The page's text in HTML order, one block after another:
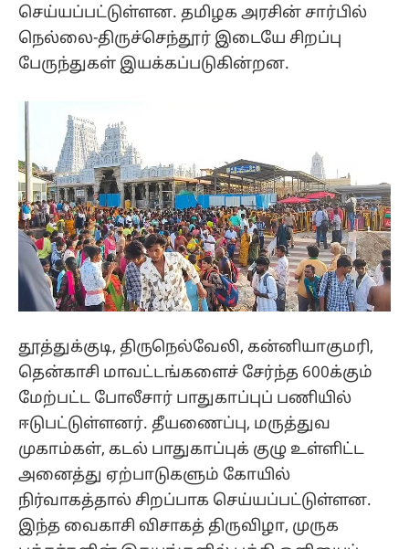
செய்யப்பட்டுள்ளன. தமிழக அரசின் சார்பில்
நெல்லை-திருச்செந்தூர் இடையே சிறப்பு
பேருந்துகள் இயக்கப்படுகின்றன.
தூத்துக்குடி, திருநெல்வேலி, கன்னியாகுமரி,
தென்காசி மாவட்டங்களைச் சேர்ந்த 600க்கும்
மேற்பட்ட போலீசார் பாதுகாப்புப் பணியில்
ஈடுபட்டுள்ளனர். தீயணைப்பு, மருத்துவ
முகாம்கள், கடல் பாதுகாப்புக் குழு உள்ளிட்ட
அனைத்து ஏற்பாடுகளும் கோயில்
நிர்வாகத்தால் சிறப்பாக செய்யப்பட்டுள்ளன.
இந்த வைகாசி விசாகத் திருவிழா, முருக